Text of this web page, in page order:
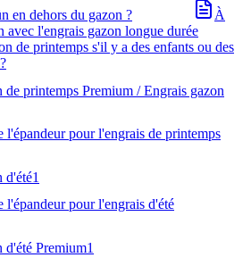
en dehors du gazon ?
À
avec l'engrais gazon longue durée
de printemps s'il y a des enfants ou des
de printemps Premium / Engrais gazon
l'épandeur pour l'engrais de printemps
d'été1
l'épandeur pour l'engrais d'été
d'été Premium1